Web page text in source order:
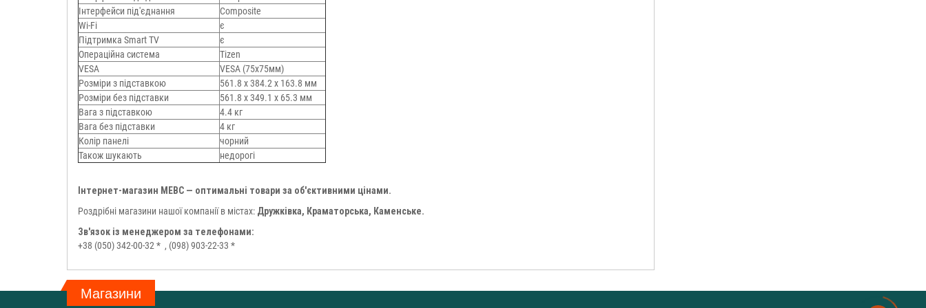
Інтерфейси під'єднання
Composite
Wi-Fi
є
Підтримка Smart TV
є
Операційна система
Tizen
VESA
VESA (75x75мм)
Розміри з підставкою
561.8 x 384.2 x 163.8 мм
Розміри без підставки
561.8 x 349.1 x 65.3 мм
Вага з підставкою
4.4 кг
Вага без підставки
4 кг
Колір панелі
чорний
Також шукають
недорогі
Інтернет-магазин МЕВС — оптимальні товари за об'єктивними цінами.
Роздрібні магазини нашої компанії в містах: Дружківка, Краматорська, Каменське.
Зв'язок із менеджером за телефонами:
+38 (050) 342-00-32 * , (098) 903-22-33 *
Магазини